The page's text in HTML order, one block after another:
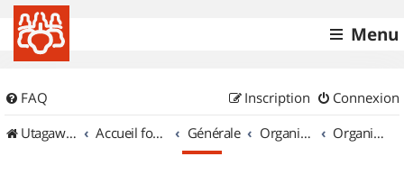
Menu
FAQ Connexion
Inscription
UtagawaVTT (Randos VTT et VTTAE avec traces GPS)
Accueil forum Générale Organisation de sorties & Recherche de partenaires Organisation de sorties en région Rhône Alpes